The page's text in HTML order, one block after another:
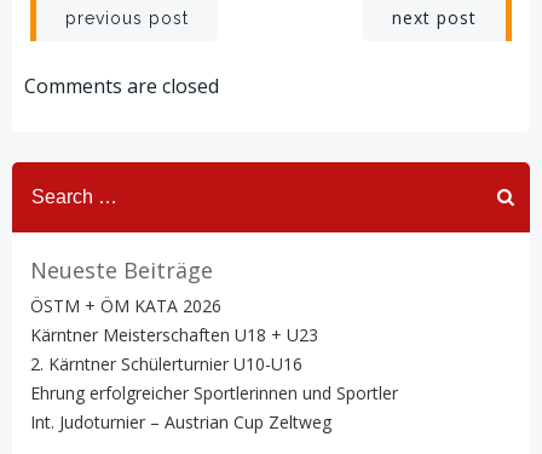
Post
navigation
previous post next post
Comments are closed
Search
for:
Neueste Beiträge
ÖSTM + ÖM KATA 2026
Kärntner Meisterschaften U18 + U23
2. Kärntner Schülerturnier U10-U16
Ehrung erfolgreicher Sportlerinnen und Sportler
Int. Judoturnier – Austrian Cup Zeltweg